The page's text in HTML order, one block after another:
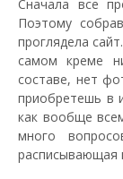
Сначала все
Поэтому
проглядела
самом креме
составе, нет
приобретешь в
как вообще
много
расписывающая